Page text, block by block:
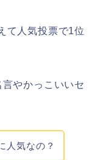
て人気投票で1位
やかっこいいセ
人気なの？